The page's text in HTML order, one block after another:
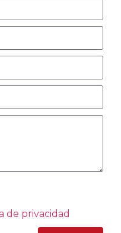
de privacidad